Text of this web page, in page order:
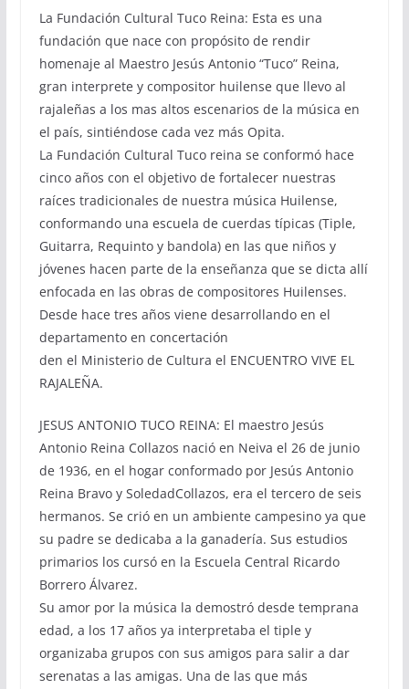
La Fundación Cultural Tuco Reina: Esta es una
fundación que nace con propósito de rendir
homenaje al Maestro Jesús Antonio “Tuco” Reina,
gran interprete y compositor huilense que llevo al
rajaleñas a los mas altos escenarios de la música en
el país, sintiéndose cada vez más Opita.
La Fundación Cultural Tuco reina se conformó hace
cinco años con el objetivo de fortalecer nuestras
raíces tradicionales de nuestra música Huilense,
conformando una escuela de cuerdas típicas (Tiple,
Guitarra, Requinto y bandola) en las que niños y
jóvenes hacen parte de la enseñanza que se dicta allí
enfocada en las obras de compositores Huilenses.
Desde hace tres años viene desarrollando en el
departamento en concertación
den el Ministerio de Cultura el ENCUENTRO VIVE EL
RAJALEÑA.
JESUS ANTONIO TUCO REINA: El maestro Jesús
Antonio Reina Collazos nació en Neiva el 26 de junio
de 1936, en el hogar conformado por Jesús Antonio
Reina Bravo y SoledadCollazos, era el tercero de seis
hermanos. Se crió en un ambiente campesino ya que
su padre se dedicaba a la ganadería. Sus estudios
primarios los cursó en la Escuela Central Ricardo
Borrero Álvarez.
Su amor por la música la demostró desde temprana
edad, a los 17 años ya interpretaba el tiple y
organizaba grupos con sus amigos para salir a dar
serenatas a las amigas. Una de las que más